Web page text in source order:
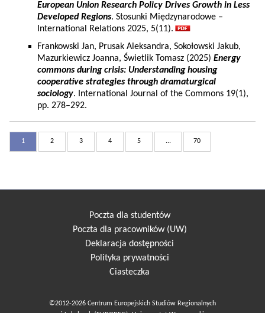
European Union Research Policy Drives Growth in Less
Developed Regions. Stosunki Międzynarodowe –
International Relations 2025, 5(11).
Frankowski Jan, Prusak Aleksandra, Sokołowski Jakub,
Mazurkiewicz Joanna, Świetlik Tomasz (2025) Energy
commons during crisis: Understanding housing
cooperative strategies through dramaturgical
sociology. International Journal of the Commons 19(1),
pp. 278–292.
1 2 3 4 5 ... 70
Poczta dla studentów
Poczta dla pracowników (UW)
Deklaracja dostępności
Polityka prywatności
Ciasteczka
©2012-2026 Centrum Europejskich Studiów Regionalnych